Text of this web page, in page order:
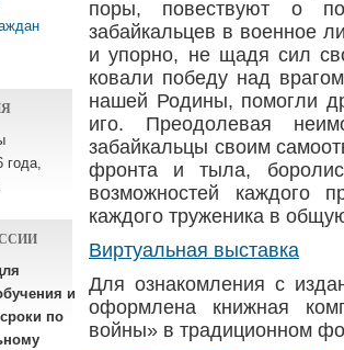
года,
и
по
поры, повествуют о
забайкальцев в военное
и упорно, не щадя сил
ковали победу над
нашей Родины, помогли
иго. Преодолевая
забайкальцы своим
фронта и тыла,
возможностей каждого
каждого труженика в
Виртуальная выставка
Для ознакомления с
оформлена книжная
войны» в традиционном